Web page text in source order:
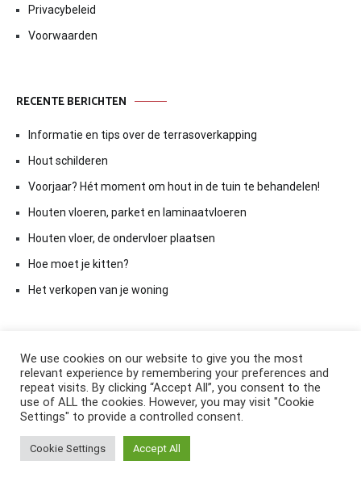
Privacybeleid
Voorwaarden
RECENTE BERICHTEN
Informatie en tips over de terrasoverkapping
Hout schilderen
Voorjaar? Hét moment om hout in de tuin te behandelen!
Houten vloeren, parket en laminaatvloeren
Houten vloer, de ondervloer plaatsen
Hoe moet je kitten?
Het verkopen van je woning
Copyright © 2026ElkAntwoord.com
Cenoteby ThemeGrill. Aangedreven door
We use cookies on our website to give you the most
relevant experience by remembering your preferences and
repeat visits. By clicking “Accept All”, you consent to the
use of ALL the cookies. However, you may visit "Cookie
Settings" to provide a controlled consent.
Cookie Settings Accept All